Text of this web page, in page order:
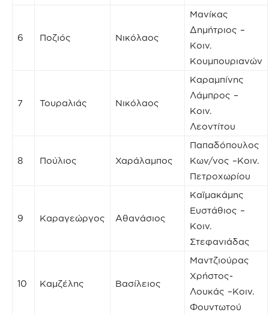
6 Ποζιός Νικόλαος
Μανίκας
Δημήτριος –
Κοιν.
Κουμπουριανών
7 Τουραλιάς Νικόλαος
Καραμπίνης
Λάμπρος –
Κοιν.
Λεοντίτου
8 Πούλιος Χαράλαμπος
Παπαδόπουλος
Κων/νος –Κοιν.
Πετροχωρίου
9 Καραγεώργος Αθανάσιος
Καϊμακάμης
Ευστάθιος –
Κοιν.
Στεφανιάδας
10 Καμζέλης Βασίλειος
Μαντζιούρας
Χρήστος-
Λουκάς –Κοιν.
Φουντωτού